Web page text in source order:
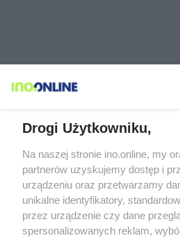
Drogi Użytkowniku,
Na naszej stronie ino.online, my
partnerów uzyskujemy dostęp i
urządzeniu oraz przetwarzamy
unikalne identyfikatory,
przez urządzenie czy dane
spersonalizowanych reklam,